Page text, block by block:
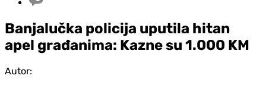
Banjalučka policija uputila hitan
apel građanima: Kazne su 1.000 KM
Autor: